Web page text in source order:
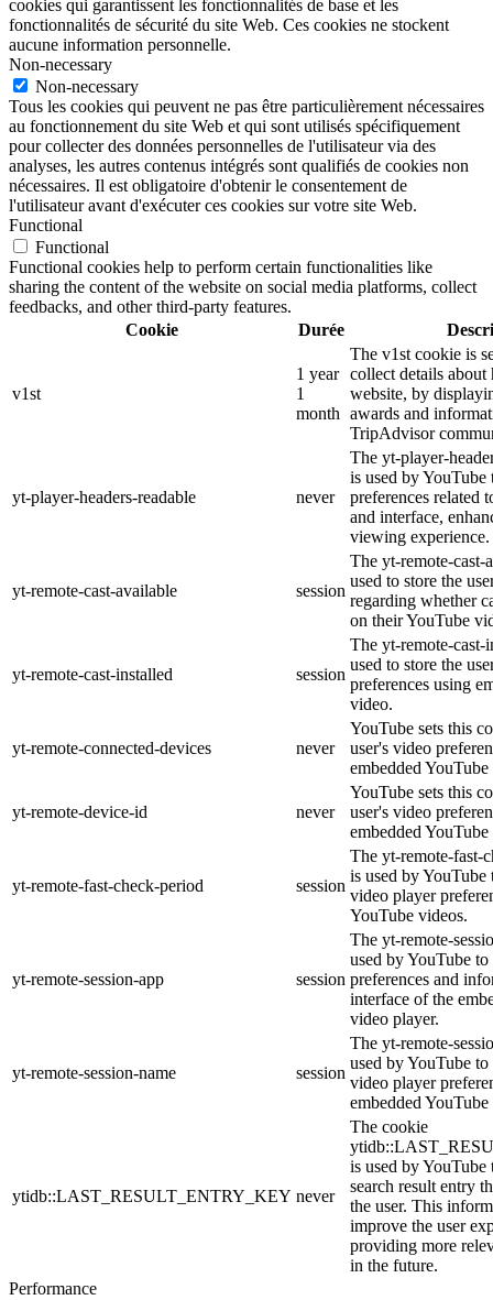
cookies qui garantissent les fonctionnalités de base et les
fonctionnalités de sécurité du site Web. Ces cookies ne stockent
aucune information personnelle.
Non-necessary
Non-necessary
Tous les cookies qui peuvent ne pas être particulièrement nécessaires
au fonctionnement du site Web et qui sont utilisés spécifiquement
pour collecter des données personnelles de l'utilisateur via des
analyses, les autres contenus intégrés sont qualifiés de cookies non
nécessaires. Il est obligatoire d'obtenir le consentement de
l'utilisateur avant d'exécuter ces cookies sur votre site Web.
Functional
Functional
Functional cookies help to perform certain functionalities like
sharing the content of the website on social media platforms, collect
feedbacks, and other third-party features.
Cookie
Durée
v1st
1 year
1
month
The v1st cookie is
collect details
website, by
awards and
TripAdvisor
yt-player-headers-readable never
The yt-player-
is used by YouTube
preferences related
and interface,
viewing experience.
yt-remote-cast-available session
The yt-remote-cast-
used to store the
regarding whether
on their YouTube
yt-remote-cast-installed session
The yt-remote-cast-
used to store the
preferences using
video.
yt-remote-connected-devices never
YouTube sets this
user's video
embedded
yt-remote-device-id never
YouTube sets this
user's video
embedded
yt-remote-fast-check-period session
The yt-remote-fast-
is used by YouTube
video player
YouTube videos.
yt-remote-session-app session
The yt-remote-
used by YouTube to
preferences and
interface of the
video player.
yt-remote-session-name session
The yt-remote-
used by YouTube to
video player
embedded
ytidb::LAST_RESULT_ENTRY_KEY never
The cookie
is used by YouTube
search result entry
the user. This
improve the user
providing more
in the future.
Performance